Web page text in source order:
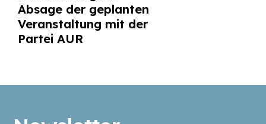
Absage der geplanten
Veranstaltung mit der
Partei AUR